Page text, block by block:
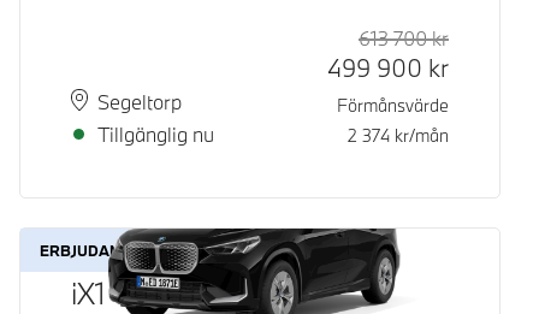
PlatsSegeltorp
Leveranstid
Tillgänglig nu
Rek. ord
613 700kr
499 900 kr
Förmånsvärde
2 374 kr/mån
ERBJUDANDE
iX1 eDrive20